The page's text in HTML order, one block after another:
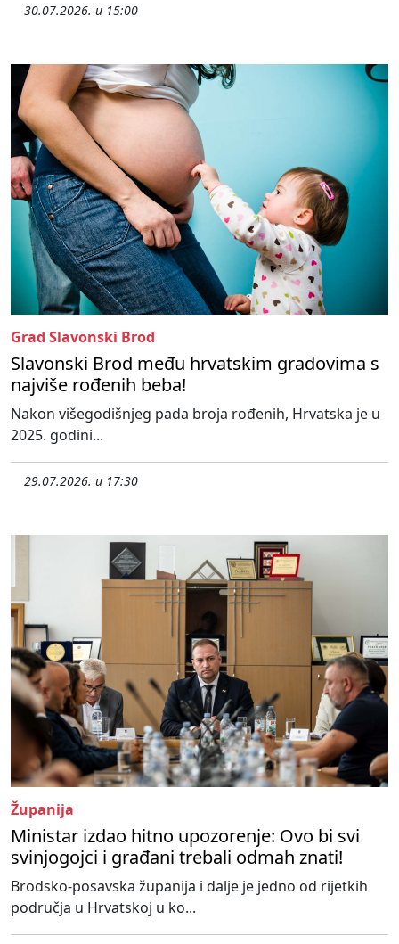
30.07.2026. u 15:00
Grad Slavonski Brod
Slavonski Brod među hrvatskim gradovima s
najviše rođenih beba!
Nakon višegodišnjeg pada broja rođenih, Hrvatska je u
2025. godini...
29.07.2026. u 17:30
Županija
Ministar izdao hitno upozorenje: Ovo bi svi
svinjogojci i građani trebali odmah znati!
Brodsko-posavska županija i dalje je jedno od rijetkih
područja u Hrvatskoj u ko...